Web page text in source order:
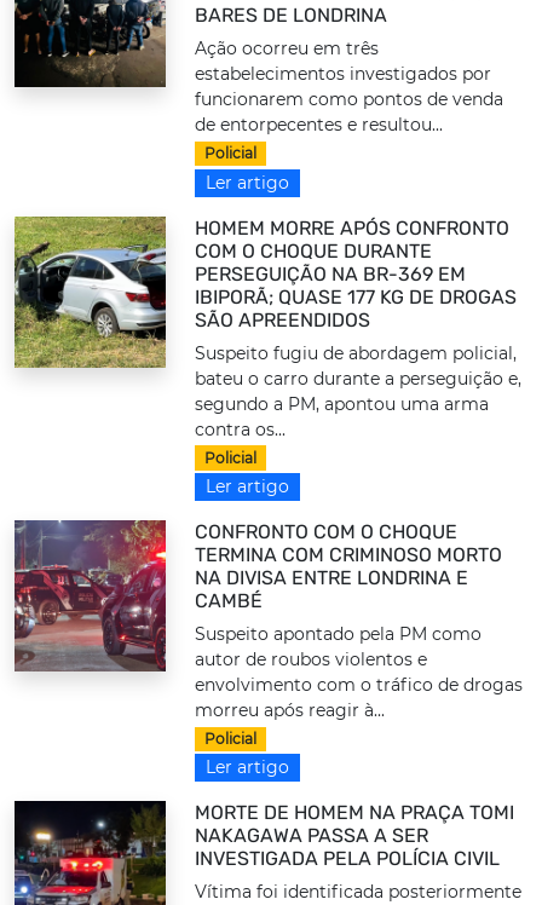
BARES DE LONDRINA
Ação ocorreu em três
estabelecimentos investigados por
funcionarem como pontos de venda
de entorpecentes e resultou...
Policial
Ler artigo
HOMEM MORRE APÓS CONFRONTO
COM O CHOQUE DURANTE
PERSEGUIÇÃO NA BR-369 EM
IBIPORÃ; QUASE 177 KG DE DROGAS
SÃO APREENDIDOS
Suspeito fugiu de abordagem policial,
bateu o carro durante a perseguição e,
segundo a PM, apontou uma arma
contra os...
Policial
Ler artigo
CONFRONTO COM O CHOQUE
TERMINA COM CRIMINOSO MORTO
NA DIVISA ENTRE LONDRINA E
CAMBÉ
Suspeito apontado pela PM como
autor de roubos violentos e
envolvimento com o tráfico de drogas
morreu após reagir à...
Policial
Ler artigo
MORTE DE HOMEM NA PRAÇA TOMI
NAKAGAWA PASSA A SER
INVESTIGADA PELA POLÍCIA CIVIL
Vítima foi identificada posteriormente